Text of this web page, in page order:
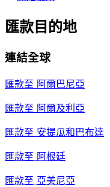
匯款目的地
連結全球
匯款至 阿爾巴尼亞
匯款至 阿爾及利亞
匯款至 安提瓜和巴布達
匯款至 阿根廷
匯款至 亞美尼亞